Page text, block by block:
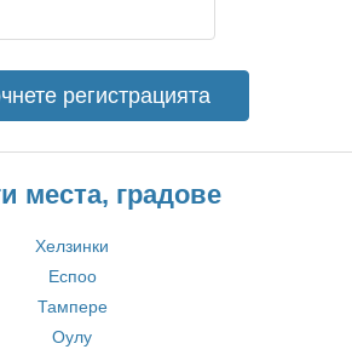
регистрацията
места, градове
Хелзинки
Еспоо
Тампере
Оулу